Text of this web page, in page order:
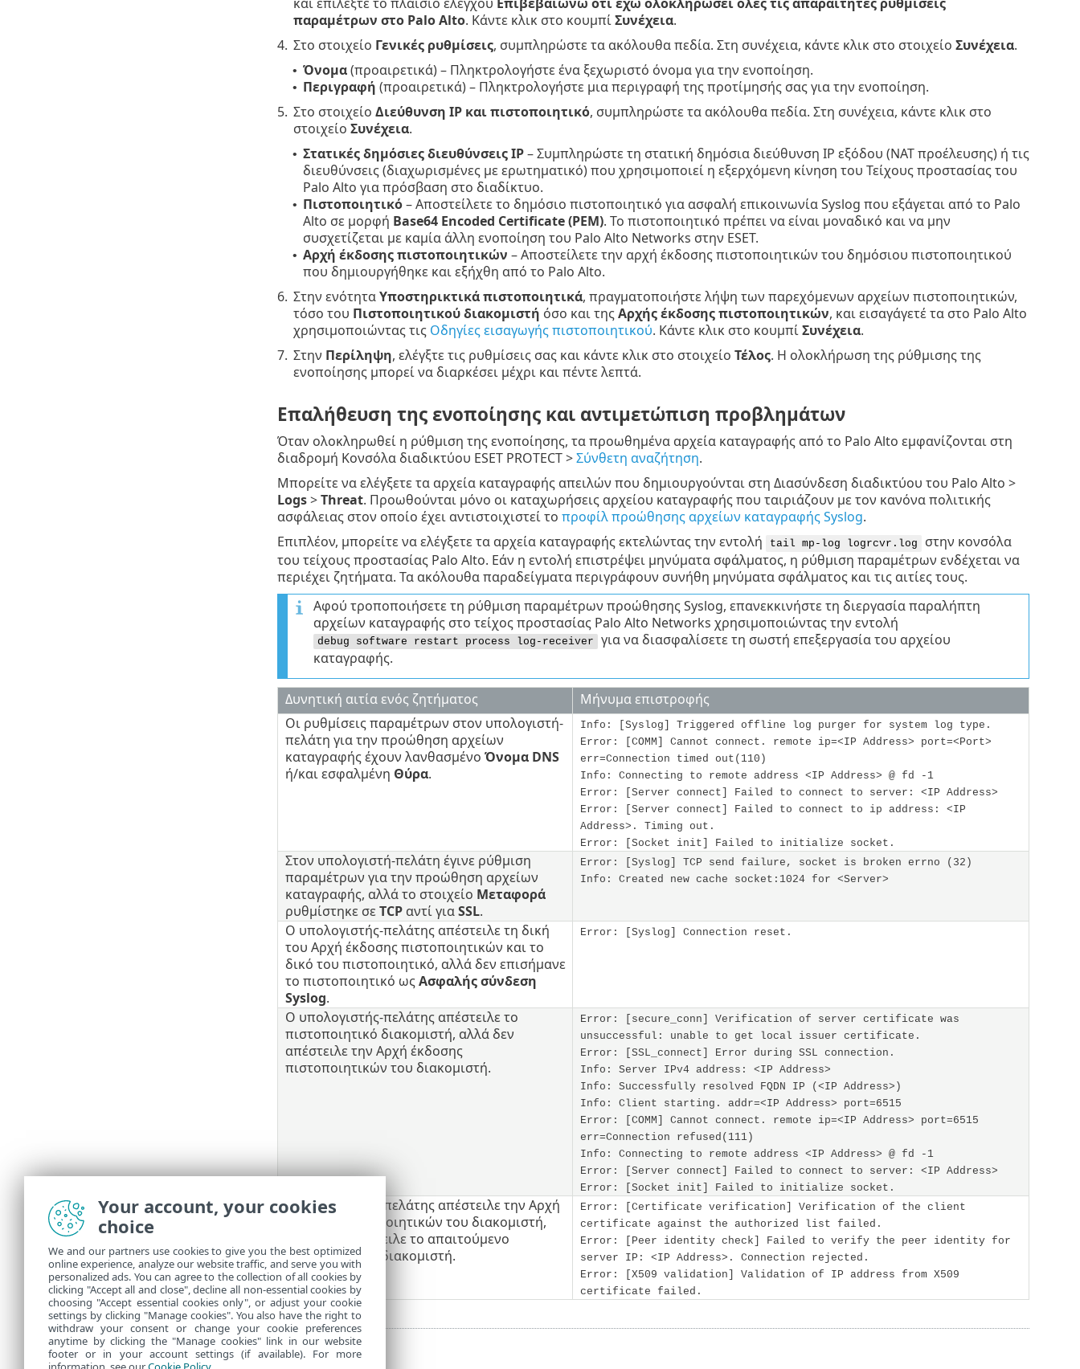
παραμέτρων στο Palo Alto. Κάντε κλικ στο κουμπίΣυνέχεια.
4. Στο στοιχείο Γενικές ρυθμίσεις, συμπληρώστε τα ακόλουθα πεδία. Στη συνέχεια, κάντε κλικ στο στοιχείο Συνέχεια.
• Όνομα(προαιρετικά) – Πληκτρολογήστε ένα ξεχωριστό όνομα για την ενοποίηση.
• Περιγραφή (προαιρετικά) – Πληκτρολογήστε μια περιγραφή της προτίμησής σας για την ενοποίηση.
5. Στο στοιχείο Διεύθυνση IP και πιστοποιητικό, συμπληρώστε τα ακόλουθα πεδία. Στη συνέχεια, κάντε κλικ στο
στοιχείο Συνέχεια.
• Στατικές δημόσιες διευθύνσεις IP– Συμπληρώστε τη στατική δημόσια διεύθυνση IP εξόδου (NAT προέλευσης) ή τις
διευθύνσεις (διαχωρισμένες με ερωτηματικό) που χρησιμοποιεί η εξερχόμενη κίνηση του Τείχους προστασίας του
Palo Alto για πρόσβαση στο διαδίκτυο.
• Πιστοποιητικό– Αποστείλετε το δημόσιο πιστοποιητικό για ασφαλή επικοινωνία Syslog που εξάγεται από το Palo
Alto σε μορφή Base64 Encoded Certificate (PEM). Το πιστοποιητικό πρέπει να είναι μοναδικό και να μην
συσχετίζεται με καμία άλλη ενοποίηση του Palo Alto Networks στην ESET.
• Αρχή έκδοσης πιστοποιητικών – Αποστείλετε την αρχή έκδοσης πιστοποιητικών του δημόσιου πιστοποιητικού
που δημιουργήθηκε και εξήχθη από το Palo Alto.
6. Στην ενότηταΥποστηρικτικά πιστοποιητικά, πραγματοποιήστε λήψη των παρεχόμενων αρχείων πιστοποιητικών,
τόσο του Πιστοποιητικού διακομιστή όσο και τηςΑρχής έκδοσης πιστοποιητικών, και εισαγάγετέ τα στο Palo Alto
χρησιμοποιώντας τις Οδηγίες εισαγωγής πιστοποιητικού. Κάντε κλικ στο κουμπίΣυνέχεια.
7. Στην Περίληψη, ελέγξτε τις ρυθμίσεις σας και κάντε κλικ στο στοιχείο Τέλος. Η ολοκλήρωση της ρύθμισης της
ενοποίησης μπορεί να διαρκέσει μέχρι και πέντε λεπτά.
Επαλήθευση της ενοποίησης και αντιμετώπιση προβλημάτων
Όταν ολοκληρωθεί η ρύθμιση της ενοποίησης, τα προωθημένα αρχεία καταγραφής από το Palo Alto εμφανίζονται στη
διαδρομή Κονσόλα διαδικτύου ESET PROTECT >Σύνθετη αναζήτηση.
Μπορείτε να ελέγξετε τα αρχεία καταγραφής απειλών που δημιουργούνται στη Διασύνδεση διαδικτύου του Palo Alto >
Logs>Threat. Προωθούνται μόνο οι καταχωρήσεις αρχείου καταγραφής που ταιριάζουν με τον κανόνα πολιτικής
ασφάλειας στον οποίο έχει αντιστοιχιστεί το προφίλ προώθησης αρχείων καταγραφής Syslog.
Επιπλέον, μπορείτε να ελέγξετε τα αρχεία καταγραφής εκτελώντας την εντολή
tail mp-log logrcvr.log
στην κονσόλα
του τείχους προστασίας Palo Alto. Εάν η εντολή επιστρέψει μηνύματα σφάλματος, η ρύθμιση παραμέτρων ενδέχεται να
περιέχει ζητήματα. Τα ακόλουθα παραδείγματα περιγράφουν συνήθη μηνύματα σφάλματος και τις αιτίες τους.
Αφού τροποποιήσετε τη ρύθμιση παραμέτρων προώθησης Syslog, επανεκκινήστε τη διεργασία παραλήπτη
αρχείων καταγραφής στο τείχος προστασίας Palo Alto Networks χρησιμοποιώντας την εντολή
debug software restart process log-receiver για να διασφαλίσετε τη σωστή επεξεργασία του αρχείου
καταγραφής.
Δυνητική αιτία ενός ζητήματος
Μήνυμα επιστροφής
Οι ρυθμίσεις παραμέτρων στον υπολογιστή-
πελάτη για την προώθηση αρχείων
καταγραφής έχουν λανθασμένο Όνομα DNS
ή/και εσφαλμένη Θύρα.
Info: [Syslog] Triggered offline log purger for system log type.
Error: [COMM] Cannot connect. remote ip=<IP Address> port=<Port>
err=Connection timed out(110)
Info: Connecting to remote address <IP Address> @ fd -1
Error: [Server connect] Failed to connect to server: <IP Address>
Error: [Server connect] Failed to connect to ip address: <IP
Address>. Timing out.
Error: [Socket init] Failed to initialize socket.
Στον υπολογιστή-πελάτη έγινε ρύθμιση
παραμέτρων για την προώθηση αρχείων
καταγραφής, αλλά το στοιχείο Μεταφορά
ρυθμίστηκε σε TCPαντί γιαSSL.
Error: [Syslog] TCP send failure, socket is broken errno (32)
Info: Created new cache socket:1024 for <Server>
Ο υπολογιστής-πελάτης απέστειλε τη δική
του Αρχή έκδοσης πιστοποιητικών και το
δικό του πιστοποιητικό, αλλά δεν επισήμανε
το πιστοποιητικό ωςΑσφαλής σύνδεση
Syslog.
Error: [Syslog] Connection reset.
Ο υπολογιστής-πελάτης απέστειλε το
πιστοποιητικό διακομιστή, αλλά δεν
απέστειλε την Αρχή έκδοσης
πιστοποιητικών του διακομιστή.
Error: [secure_conn] Verification of server certificate was
unsuccessful: unable to get local issuer certificate.
Error: [SSL_connect] Error during SSL connection.
Info: Server IPv4 address: <IP Address>
Info: Successfully resolved FQDN IP (<IP Address>)
Info: Client starting. addr=<IP Address> port=6515
Error: [COMM] Cannot connect. remote ip=<IP Address> port=6515
err=Connection refused(111)
Info: Connecting to remote address <IP Address> @ fd -1
Error: [Server connect] Failed to connect to server: <IP Address>
Error: [Socket init] Failed to initialize socket.
Ο υπολογιστής-πελάτης απέστειλε την Αρχή
έκδοσης πιστοποιητικών του διακομιστή,
αλλά δεν απέστειλε το απαιτούμενο
πιστοποιητικό διακομιστή.
Error: [Certificate verification] Verification of the client
certificate against the authorized list failed.
Error: [Peer identity check] Failed to verify the peer identity for
server IP: <IP Address>. Connection rejected.
Error: [X509 validation] Validation of IP address from X509
certificate failed.
Your account, your cookies
choice
We and our partners use cookies to give you the best optimized
online experience, analyze our website traffic, and serve you with
personalized ads. You can agree to the collection of all cookies by
clicking "Accept all and close", decline all non-essential cookies by
choosing "Accept essential cookies only", or adjust your cookie
settings by clicking "Manage cookies". You also have the right to
withdraw your consent or change your cookie preferences
anytime by clicking the "Manage cookies" link in our website
footer or in your account settings (if available). For more